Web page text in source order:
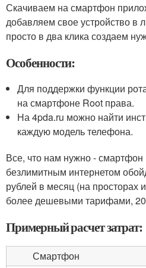
Скачиваем на смартфон
добавляем свое устройство в
просто в два клика создаем
Особенности:
Для поддержки функции
на смартфоне Root права.
На 4pda.ru можно найти
каждую модель телефона.
Все, что нам нужно - смартфон
безлимитным интернетом
рублей в месяц (на просторах
более дешевыми тарифами,
Примерный расчет затрат:
Смартфон